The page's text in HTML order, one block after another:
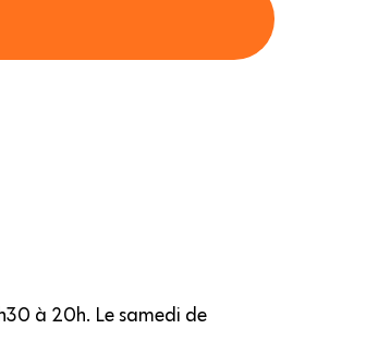
à 20h. Le samedi de